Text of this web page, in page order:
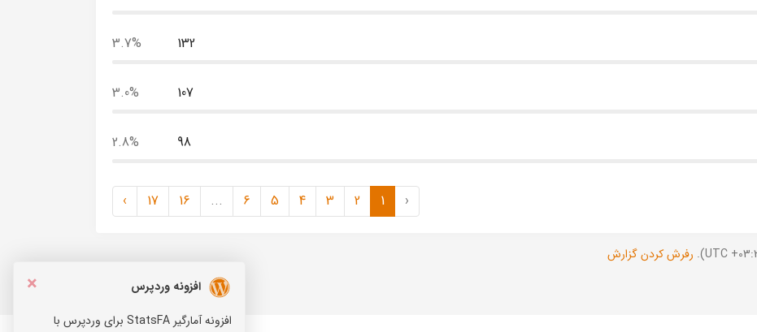
132
3.7%
107
3.0%
98
2.8%
‹
1
2
3
4
5
6
...
16
17
›
رفرش کردن گزارش
×
افزونه وردپرس
افزونه آمارگیر StatsFA برای وردپرس با